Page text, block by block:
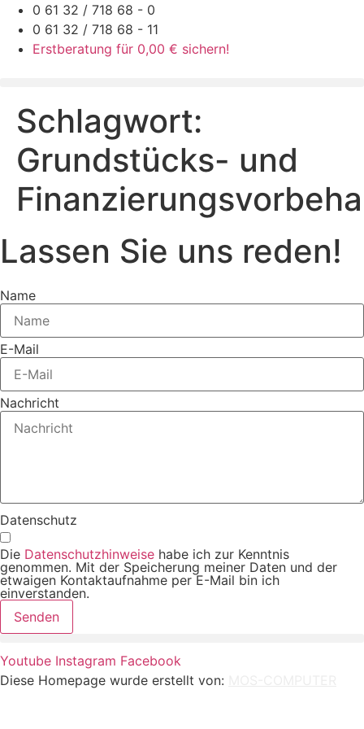
Zum
Inhalt
springen
0 61 32 / 718 68 - 0
0 61 32 / 718 68 - 11
Erstberatung für 0,00 € sichern!
Schlagwort:
Grundstücks- und
Lassen Sie uns reden!
Name
E-Mail
Nachricht
Datenschutz
Die Datenschutzhinweise habe ich zur Kenntnis
genommen. Mit der Speicherung meiner Daten und der
etwaigen Kontaktaufnahme per E-Mail bin ich
einverstanden.
Senden
Youtube Instagram Facebook
Diese Homepage wurde erstellt von: